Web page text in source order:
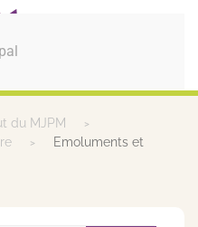
du MJPM
Emoluments et